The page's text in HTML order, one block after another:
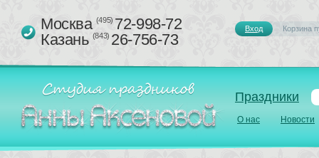
Праздники
О нас Новости
Москва (495)72-998-72
Казань (843)26-756-73
Вход Корзина